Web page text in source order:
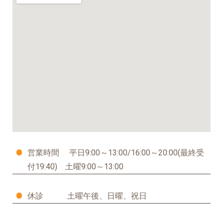
営業時間 平日9:00～13:00/16:00～20:00(最終受
付19:40) 土曜9:00～13:00
休診 土曜午後、日曜、祝日